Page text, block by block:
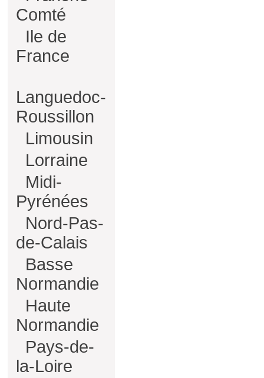
Comté
Ile de
France
Languedoc-
Roussillon
Limousin
Lorraine
Midi-
Pyrénées
Nord-Pas-
de-Calais
Basse
Normandie
Haute
Normandie
Pays-de-
la-Loire